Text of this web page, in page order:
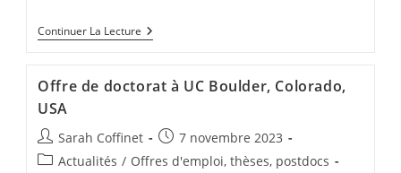
Continuer La Lecture
Offre de doctorat à UC Boulder, Colorado,
USA
Sarah Coffinet
7 novembre 2023
Actualités / Offres d'emploi, thèses, postdocs